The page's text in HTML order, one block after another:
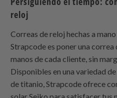
reloj
Correas de reloj hechas a
Strapcode es poner una
manos de cada cliente, sin
Disponibles en una variedad
de titanio,Strapcodeofrece